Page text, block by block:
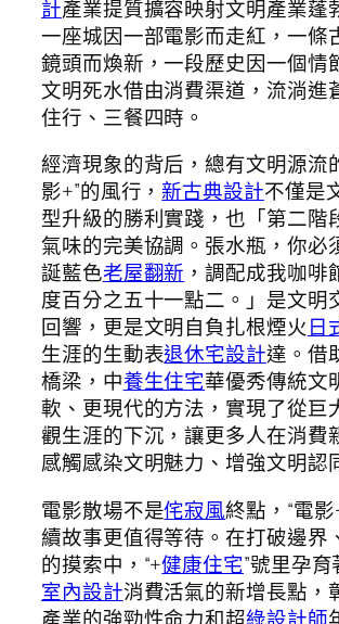
計產業提質擴容映射文明產業蓬
一座城因一部電影而走紅，一條
鏡頭而煥新，一段歷史因一個情
文明死水借由消費渠道，流淌進
住行、三餐四時。
經濟現象的背后，總有文明源流
影+”的風行，新古典設計不僅是
型升級的勝利實踐，也「第二階
氣味的完美協調。張水瓶，你必
誕藍色老屋翻新 ，調配成我咖啡
度百分之五十一點二。」是文明
回響，更是文明自負扎根煙火日
生涯的生動表退休宅設計達。借
橋梁，中養生住宅華優秀傳統文
軟、更現代的方法，實現了從巨
觀生涯的下沉，讓更多人在消費
感觸感染文明魅力、增強文明認
電影散場不是侘寂風終點，“電
續故事更值得等待。在打破邊界
的摸索中，“+健康住宅”號里孕
室內設計消費活氣的新增長點，